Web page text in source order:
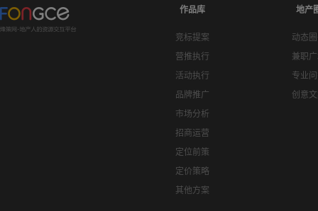
作品库
竞标提案
营推执行
活动执行
品牌推广
市场分析
招商运营
定位前策
定价策略
其他方案
地产
动态
兼职
专业
创意